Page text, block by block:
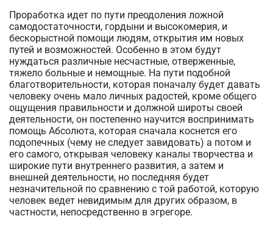
Проработка идет по пути преодоления ложной
самодостаточности, гордыни и высокомерия, и
бескорыстной помощи людям, открытия им новых
путей и возможностей. Особенно в этом будут
нуждаться различные несчастные, отверженные,
тяжело больные и немощные. На пути подобной
благотворительности, которая поначалу будет давать
человеку очень мало личных радостей, кроме общего
ощущения правильности и должной широты своей
деятельности, он постепенно научится воспринимать
помощь Абсолюта, которая сначала коснется его
подопечных (чему не следует завидовать) а потом и
его самого, открывая человеку каналы творчества и
широкие пути внутреннего развития, а затем и
внешней деятельности, но последняя будет
незначительной по сравнению с той работой, которую
человек ведет невидимым для других образом, в
частности, непосредственно в эгрегоре.